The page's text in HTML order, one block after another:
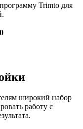
Trimto для
широкий набор
работу с